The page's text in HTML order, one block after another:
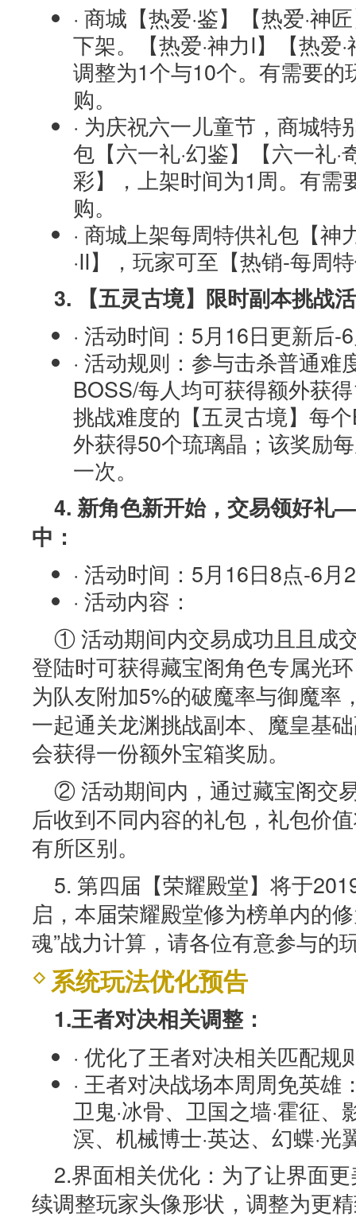
· 商城【热爱·鉴】【热爱·神
下架。【热爱·神力I】【热爱
调整为1个与10个。有需要的
购。
· 为庆祝六一儿童节，商城
包【六一礼·幻鉴】【六一礼·
彩】，上架时间为1周。有需
购。
· 商城上架每周特供礼包【神
·II】，玩家可至【热销-每周
3. 【五灵古境】限时副本挑战
· 活动时间：5月16日更新后-
· 活动规则：参与击杀普通
BOSS/每人均可获得额外获
挑战难度的【五灵古境】每
外获得50个琉璃晶；该奖励
一次。
4. 新角色新开始，交易领好
中：
· 活动时间：5月16日8点-6月
· 活动内容：
① 活动期间内交易成功且且成
登陆时可获得藏宝阁角色专属光
为队友附加5%的破魔率与御魔率
一起通关龙渊挑战副本、魔皇基
会获得一份额外宝箱奖励。
② 活动期间内，通过藏宝阁交
后收到不同内容的礼包，礼包价
有所区别。
5. 第四届【荣耀殿堂】将于
启，本届荣耀殿堂修为榜单内的
魂”战力计算，请各位有意参与的
系统玩法优化预告
1.王者对决相关调整：
· 优化了王者对决相关匹配规
· 王者对决战场本周周免英雄
卫鬼·冰骨、卫国之墙·霍征、
溟、机械博士·英达、幻蝶·光
2.界面相关优化：为了让界面
续调整玩家头像形状，调整为更